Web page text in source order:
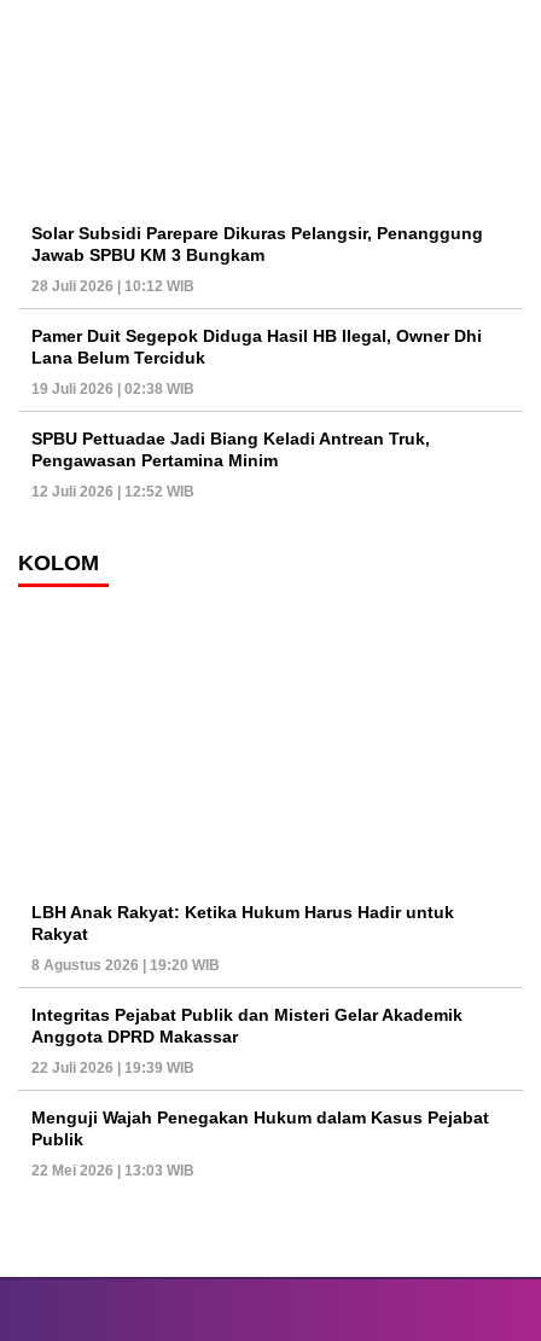
Solar Subsidi Parepare Dikuras Pelangsir, Penanggung
Jawab SPBU KM 3 Bungkam
28 Juli 2026 | 10:12 WIB
Pamer Duit Segepok Diduga Hasil HB Ilegal, Owner Dhi
Lana Belum Terciduk
19 Juli 2026 | 02:38 WIB
SPBU Pettuadae Jadi Biang Keladi Antrean Truk,
Pengawasan Pertamina Minim
12 Juli 2026 | 12:52 WIB
KOLOM
LBH Anak Rakyat: Ketika Hukum Harus Hadir untuk
Rakyat
8 Agustus 2026 | 19:20 WIB
Integritas Pejabat Publik dan Misteri Gelar Akademik
Anggota DPRD Makassar
22 Juli 2026 | 19:39 WIB
Menguji Wajah Penegakan Hukum dalam Kasus Pejabat
Publik
22 Mei 2026 | 13:03 WIB